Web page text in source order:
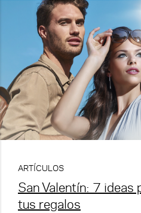
ARTÍCULOS
San Valentín: 7 ideas
tus regalos